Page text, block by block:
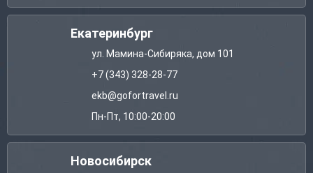
Екатеринбург
ул. Мамина-Сибиряка, дом 101
+7 (343) 328-28-77
ekb@gofortravel.ru
Пн-Пт, 10:00-20:00
Новосибирск